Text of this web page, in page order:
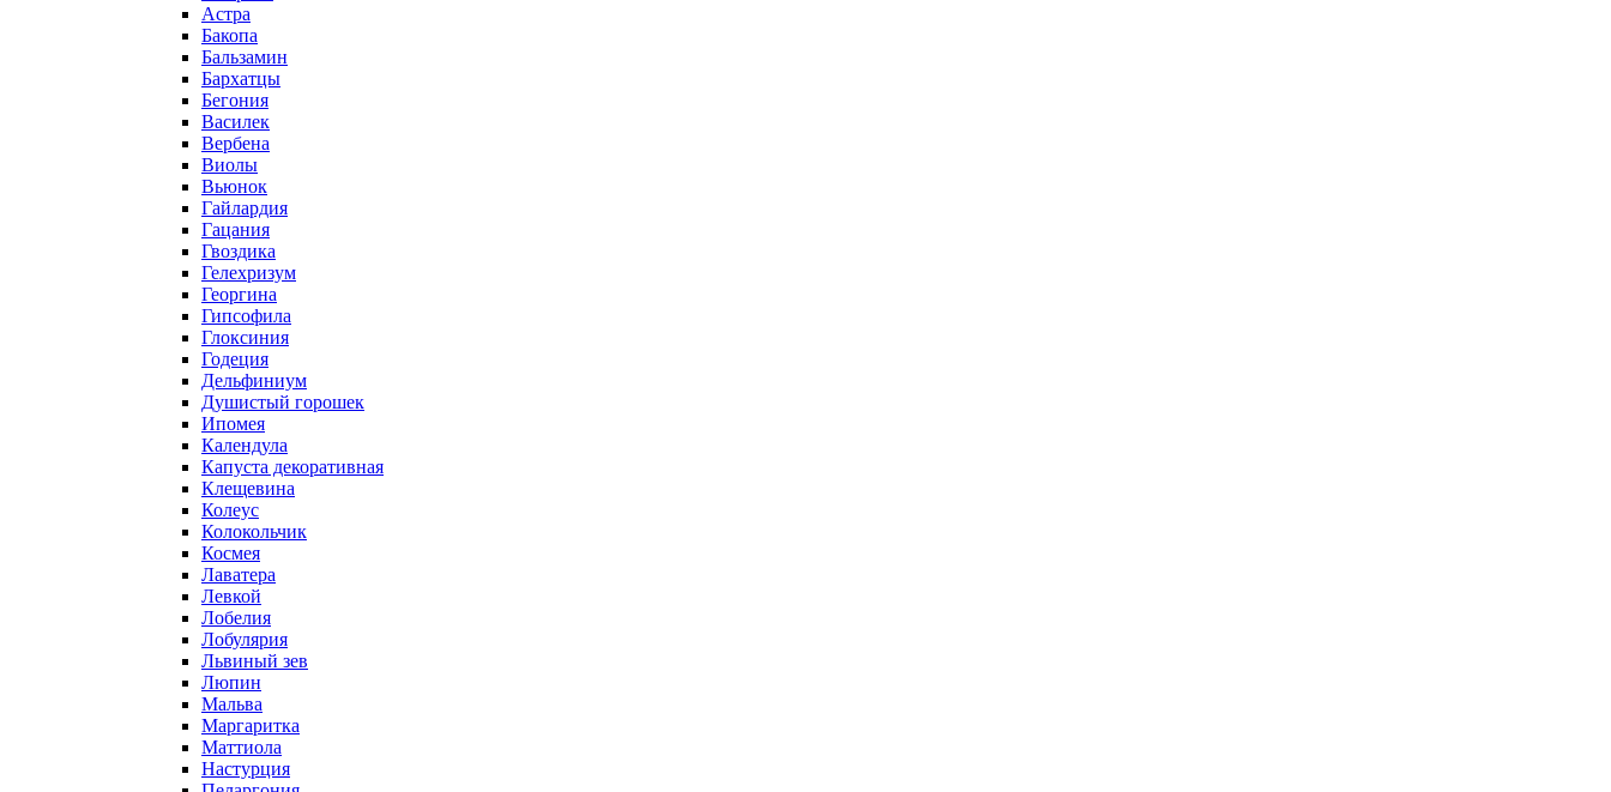
Астра
Бакопа
Бальзамин
Бархатцы
Бегония
Василек
Вербена
Виолы
Вьюнок
Гайлардия
Гацания
Гвоздика
Гелехризум
Георгина
Гипсофила
Глоксиния
Годеция
Дельфиниум
Душистый горошек
Ипомея
Календула
Капуста декоративная
Клещевина
Колеус
Колокольчик
Космея
Лаватера
Левкой
Лобелия
Лобулярия
Львиный зев
Люпин
Мальва
Маргаритка
Маттиола
Настурция